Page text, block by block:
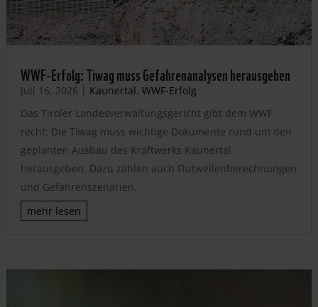
WWF-Erfolg: Tiwag muss Gefahrenanalysen herausgeben
Juli 16, 2026 | Kaunertal, WWF-Erfolg
Das Tiroler Landesverwaltungsgericht gibt dem WWF
recht: Die Tiwag muss wichtige Dokumente rund um den
geplanten Ausbau des Kraftwerks Kaunertal
herausgeben. Dazu zählen auch Flutwellenberechnungen
und Gefahrenszenarien.
mehr lesen